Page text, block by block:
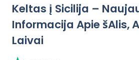
Keltas į Sicilija –
Informacija Apie šAlis,
Laivai